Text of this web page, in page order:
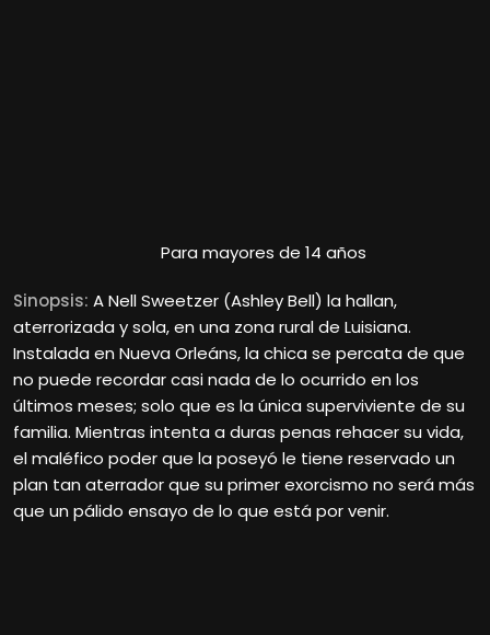
Para mayores de 14 años
Sinopsis: A Nell Sweetzer (Ashley Bell) la hallan,
aterrorizada y sola, en una zona rural de Luisiana.
Instalada en Nueva Orleáns, la chica se percata de que
no puede recordar casi nada de lo ocurrido en los
últimos meses; solo que es la única superviviente de su
familia. Mientras intenta a duras penas rehacer su vida,
el maléfico poder que la poseyó le tiene reservado un
plan tan aterrador que su primer exorcismo no será más
que un pálido ensayo de lo que está por venir.